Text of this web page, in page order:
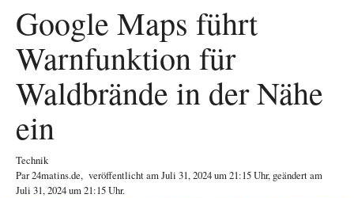
Google Maps führt
Warnfunktion für
Waldbrände in der Nähe
ein
Technik
Par24matins.de, veröffentlicht amJuli 31, 2024um 21:15 Uhr, geändert am
Juli 31, 2024 um 21:15 Uhr.